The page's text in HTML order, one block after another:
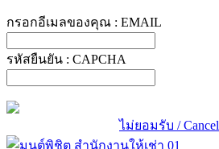
กรอกอีเมลของคุณ : EMAIL
รหัสยืนยัน : CAPCHA
ไม่ยอมรับ / Cancel